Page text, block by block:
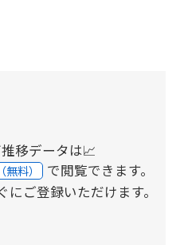
移データは📈
無料） で閲覧できます。
ご登録いただけます。